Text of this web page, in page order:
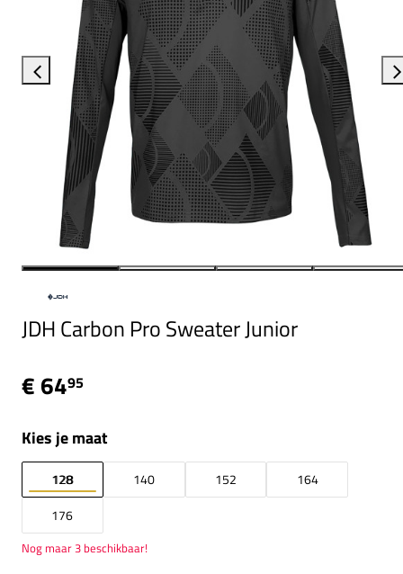
JDH Carbon Pro Sweater Junior
€ 6495
Kies je maat
128 140 152
164
176
Nog maar 3 beschikbaar!